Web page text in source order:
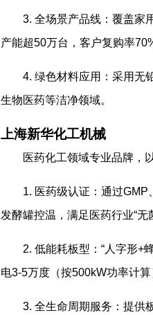
3. 全场景产品线：覆盖家
产能超50万台，客户复购率
4. 绿色材料应用：采用无
生物医药等洁净领域。
上海新华化工机械
医药化工领域专业品牌，
1. 医药级认证：通过
发酵罐控温，满足医药行业“无
2. 低能耗板型：“人字形+
电3-5万度（按500kW功率计算
3. 全生命周期服务：提供